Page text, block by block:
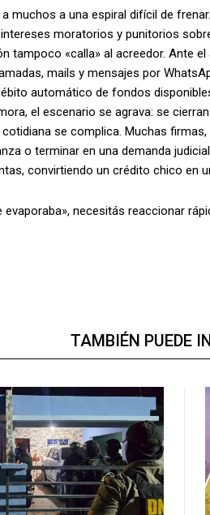
muchos a una espiral difícil de
moratorios y punitorios
tampoco «calla» al acreedor. Ante
mails y mensajes por
automático de fondos
el escenario se agrava: se
se complica. Muchas
o terminar en una demanda
convirtiendo un crédito chico en
necesitás reaccionar
TAMBIÉN PUEDE